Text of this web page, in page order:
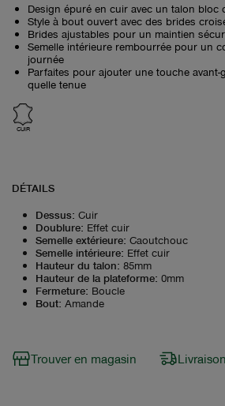
Design épuré en cuir avec un talon bloc
Style à bout ouvert avec des brides
Brides ajustables pour un maintien
Semelle intérieure rembourrée pour un
journée
Parfaites pour ajouter une touche
quelle tenue
CUIR
DÉTAILS
Dessus: Cuir
Doublure: Effet cuir
Semelle extérieure: Caoutchouc
Semelle intérieure: Effet cuir
Hauteur du talon: 85mm
Hauteur de la plateforme: 0mm
Fermeture: Boucle
Bout: Amande
Trouver en magasin